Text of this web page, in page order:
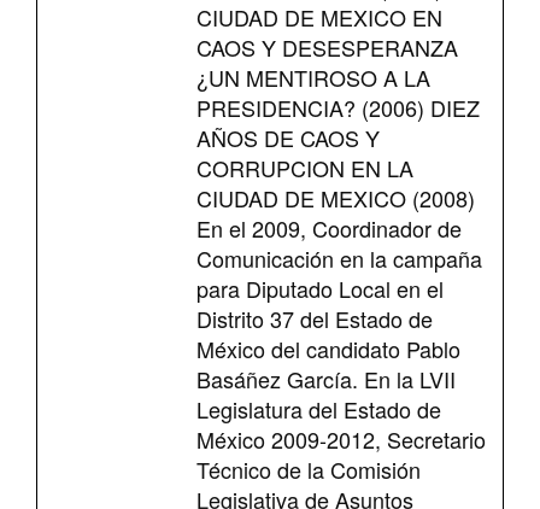
CIUDAD DE MEXICO EN
CAOS Y DESESPERANZA
¿UN MENTIROSO A LA
PRESIDENCIA? (2006) DIEZ
AÑOS DE CAOS Y
CORRUPCION EN LA
CIUDAD DE MEXICO (2008)
En el 2009, Coordinador de
Comunicación en la campaña
para Diputado Local en el
Distrito 37 del Estado de
México del candidato Pablo
Basáñez García. En la LVII
Legislatura del Estado de
México 2009-2012, Secretario
Técnico de la Comisión
Legislativa de Asuntos